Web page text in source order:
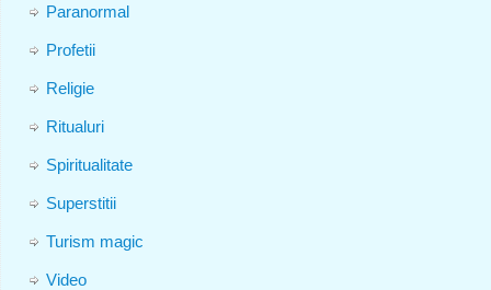
Paranormal
Profetii
Religie
Ritualuri
Spiritualitate
Superstitii
Turism magic
Video